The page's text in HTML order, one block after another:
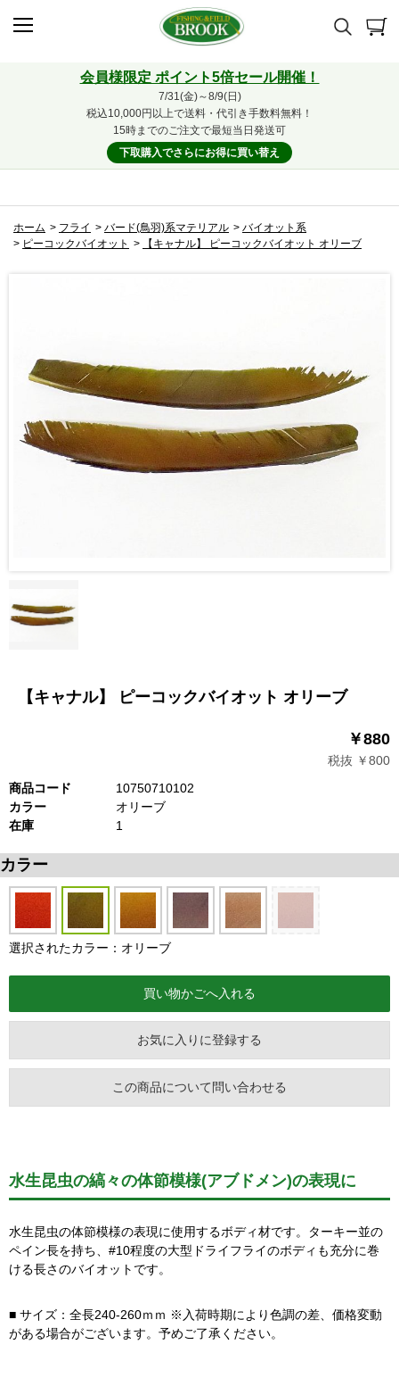
会員様限定 ポイント5倍セール開催！
7/31(金)～8/9(日)
税込10,000円以上で送料・代引き手数料無料！
15時までのご注文で最短当日発送可
下取購入でさらにお得に買い替え
ホーム > フライ > バード(鳥羽)系マテリアル > バイオット系
> ピーコックバイオット > 【キャナル】 ピーコックバイオット オリーブ
【キャナル】 ピーコックバイオット オリーブ
￥880
税抜 ￥800
商品コード
10750710102
カラー
オリーブ
在庫
1
カラー
選択されたカラー：オリーブ
お気に入りに登録する
この商品について問い合わせる
水生昆虫の縞々の体節模様(アブドメン)の表現に
水生昆虫の体節模様の表現に使用するボディ材です。ターキー並の
ペイン長を持ち、#10程度の大型ドライフライのボディも充分に巻
ける長さのバイオットです。
■ サイズ：全長240-260ｍｍ ※入荷時期により色調の差、価格変動
がある場合がございます。予めご了承ください。